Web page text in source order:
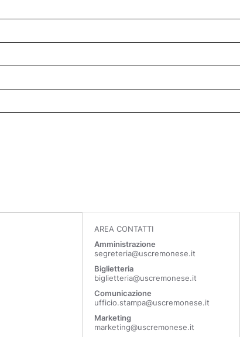
AREA CONTATTI
Amministrazione
segreteria@uscremonese.it
Biglietteria
biglietteria@uscremonese.it
Comunicazione
ufficio.stampa@uscremonese.it
Marketing
marketing@uscremonese.it